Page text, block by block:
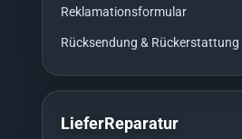
Reklamationsformular
Rücksendung & Rückerstattung
LieferReparatur